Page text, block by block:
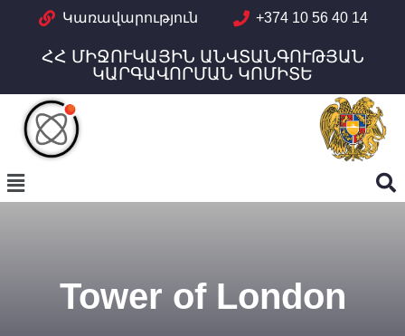
Կառավարություն +374 10 56 40 14
ՀՀ ՄԻՋՈՒԿԱՅԻՆ ԱՆՎՏԱՆԳՈՒԹՅԱՆ
ԿԱՐԳԱՎՈՐՄԱՆ ԿՈՄԻՏԵ
Tower of London